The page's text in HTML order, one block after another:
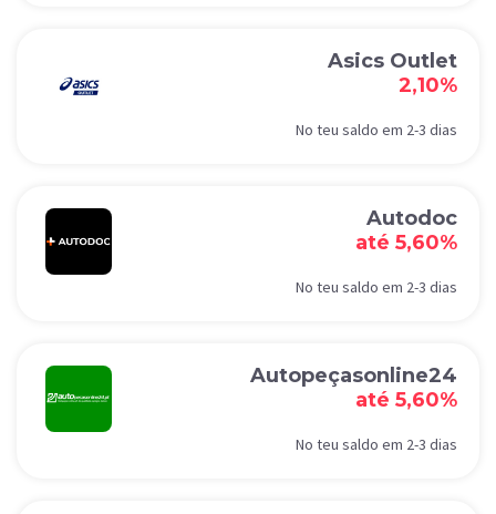
Asics Outlet
2,10%
No teu saldo em 2-3 dias
Autodoc
até 5,60%
No teu saldo em 2-3 dias
Autopeçasonline24
até 5,60%
No teu saldo em 2-3 dias